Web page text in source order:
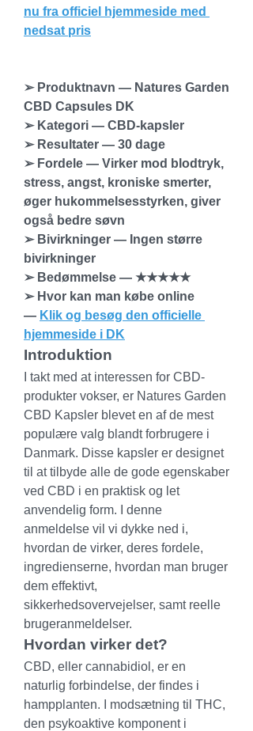
nu fra officiel hjemmeside med
nedsat pris
➢ Produktnavn — Natures Garden
CBD Capsules DK
➢ Kategori — CBD-kapsler
➢ Resultater — 30 dage
➢ Fordele — Virker mod blodtryk,
stress, angst, kroniske smerter,
øger hukommelsesstyrken, giver
også bedre søvn
➢ Bivirkninger — Ingen større
bivirkninger
➢ Bedømmelse — ★★★★★
➢ Hvor kan man købe online
— Klik og besøg den officielle
hjemmeside i DK
Introduktion
I takt med at interessen for CBD-
produkter vokser, er Natures Garden
CBD Kapsler blevet en af de mest
populære valg blandt forbrugere i
Danmark. Disse kapsler er designet
til at tilbyde alle de gode egenskaber
ved CBD i en praktisk og let
anvendelig form. I denne
anmeldelse vil vi dykke ned i,
hvordan de virker, deres fordele,
ingredienserne, hvordan man bruger
dem effektivt,
sikkerhedsovervejelser, samt reelle
brugeranmeldelser.
Hvordan virker det?
CBD, eller cannabidiol, er en
naturlig forbindelse, der findes i
hampplanten. I modsætning til THC,
den psykoaktive komponent i